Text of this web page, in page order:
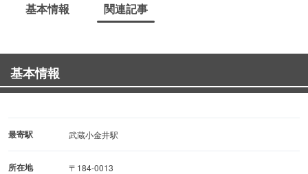
基本情報 関連記事
基本情報
最寄駅 武蔵小金井駅
所在地
〒184-0013